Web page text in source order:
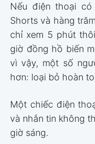
Nếu điện thoại có
Shorts và hàng
chỉ xem 5 phút
giờ đồng hồ biến
vì vậy, một số
hơn: loại bỏ hoàn
Một chiếc điện
và nhắn tin không
giờ sáng.